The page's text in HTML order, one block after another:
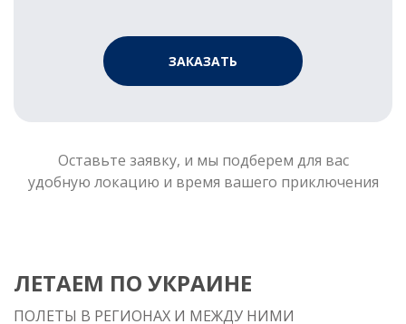
ЗАКАЗАТЬ
Оставьте заявку, и мы подберем для вас
удобную локацию и время вашего приключения
ЛЕТАЕМ ПО УКРАИНЕ
ПОЛЕТЫ В РЕГИОНАХ И МЕЖДУ НИМИ